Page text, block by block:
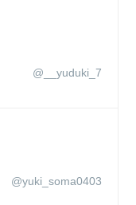
@__yuduki_7
@yuki_soma0403